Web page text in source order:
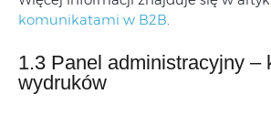
komunikatami w B2B.
1.3 Panel administracyjny –
wydruków